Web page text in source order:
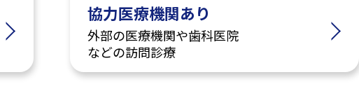
協力医療機関あり
外部の医療機関や歯科医院
などの訪問診療